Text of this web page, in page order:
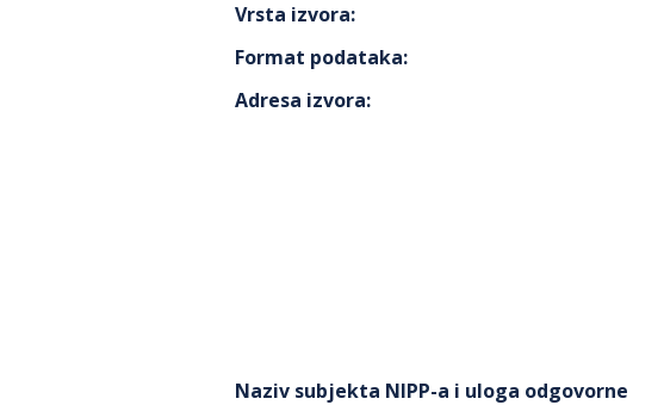
Vrsta izvora:
Format podataka:
Adresa izvora:
Naziv subjekta NIPP-a i uloga odgovorne